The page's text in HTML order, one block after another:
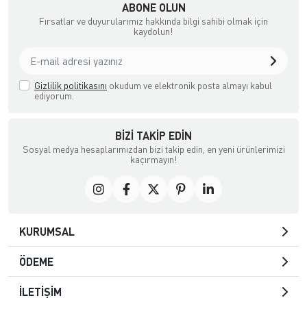
ABONE OLUN
Fırsatlar ve duyurularımız hakkında bilgi sahibi olmak için
kaydolun!
Gizlilik politikasını okudum ve elektronik posta almayı kabul
ediyorum.
BIZI TAKIP EDIN
Sosyal medya hesaplarımızdan bizi takip edin, en yeni ürünlerimizi
kaçırmayın!
KURUMSAL
ÖDEME
İLETİŞİM